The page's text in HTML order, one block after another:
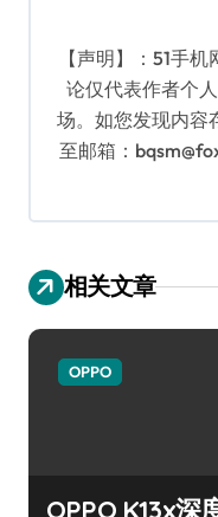
【声明】：51手
论仅代表作者个
场。如您发现内容
至邮箱：
相关文章
OPPO
OPPO K13x深